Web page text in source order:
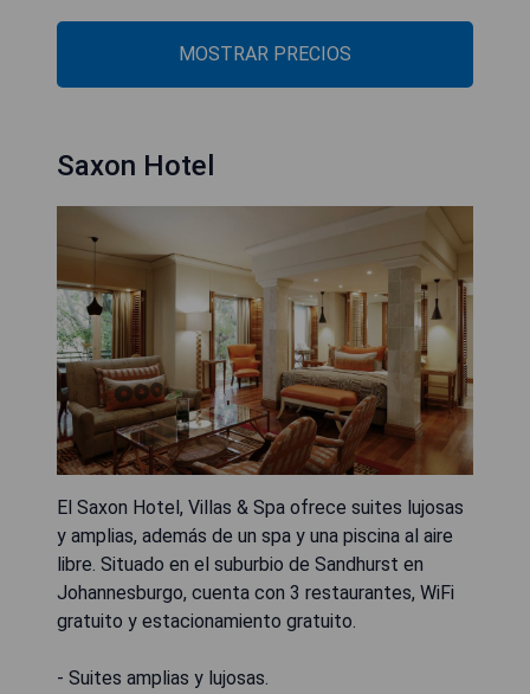
MOSTRAR PRECIOS
Saxon Hotel
El Saxon Hotel, Villas & Spa ofrece suites lujosas
y amplias, además de un spa y una piscina al aire
libre. Situado en el suburbio de Sandhurst en
Johannesburgo, cuenta con 3 restaurantes, WiFi
gratuito y estacionamiento gratuito.
- Suites amplias y lujosas.